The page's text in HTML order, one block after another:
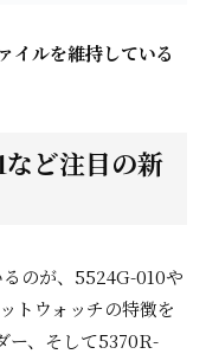
イルを維持している
ど注目の新
のが、5524G-010や
トウォッチの特徴を
ー、そして5370R-